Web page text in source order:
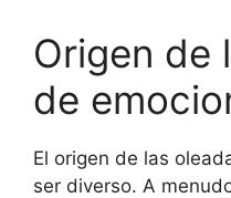
Origen de
de
El origen de las
ser diverso. A